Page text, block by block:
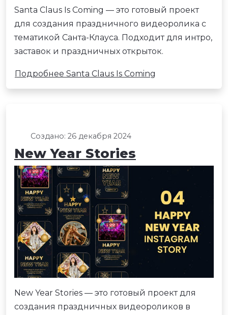
Santa Claus Is Coming — это готовый проект
для создания праздничного видеоролика с
тематикой Санта-Клауса. Подходит для интро,
заставок и праздничных открыток.
Подробнее Santa Claus Is Coming
Создано: 26 декабря 2024
New Year Stories
New Year Stories — это готовый проект для
создания праздничных видеороликов в